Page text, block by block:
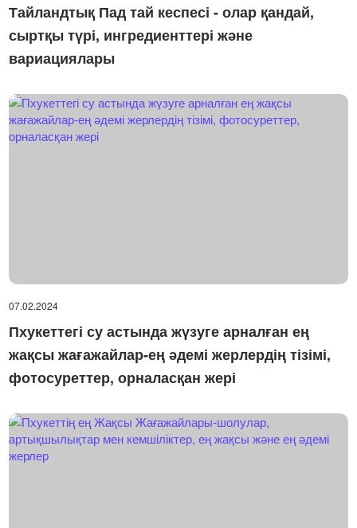
Тайландтық Пад тай кеспесі - олар қандай,
сыртқы түрі, ингредиенттері және
вариациялары
07.02.2024
Пхукеттегі су астында жүзуге арналған ең
жақсы жағажайлар-ең әдемі жерлердің тізімі,
фотосуреттер, орналасқан жері